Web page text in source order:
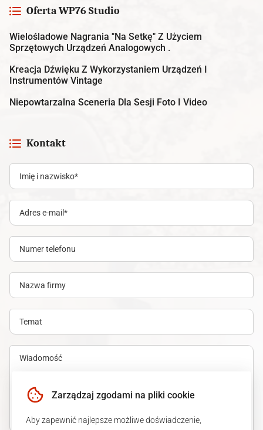
Zarządzaj zgodami na pliki cookie
Aby zapewnić najlepsze możliwe doświadczenie,
Oferta WP76 Studio
Wielośladowe Nagrania "na Setkę" Z Użyciem
Sprzętowych Urządzeń Analogowych .
Kreacja Dźwięku Z Wykorzystaniem Urządzeń I
Instrumentów Vintage
Niepowtarzalna Sceneria Dla Sesji Foto I Video
Kontakt